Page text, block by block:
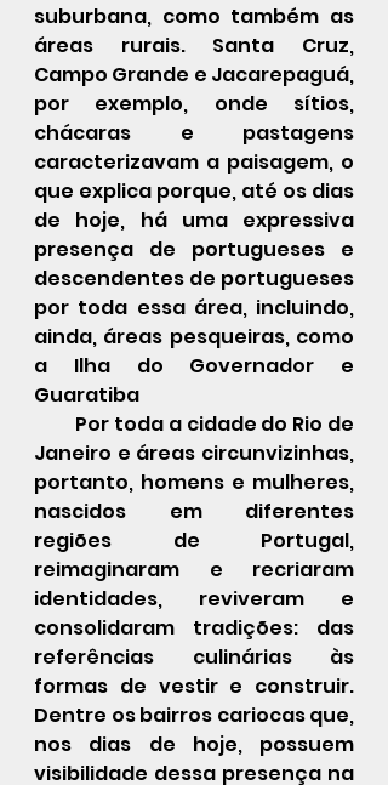
suburbana, como também as
áreas rurais. Santa Cruz,
Campo Grande e Jacarepaguá,
por exemplo, onde sítios,
chácaras e pastagens
caracterizavam a paisagem, o
que explica porque, até os dias
de hoje, há uma expressiva
presença de portugueses e
descendentes de portugueses
por toda essa área, incluindo,
ainda, áreas pesqueiras, como
a Ilha do Governador e
Guaratiba
Janeiro e áreas circunvizinhas,
portanto, homens e mulheres,
nascidos em diferentes
regiões de Portugal,
reimaginaram e recriaram
identidades, reviveram e
consolidaram tradições: das
referências culinárias às
formas de vestir e construir.
Dentre os bairros cariocas que,
nos dias de hoje, possuem
visibilidade dessa presença na